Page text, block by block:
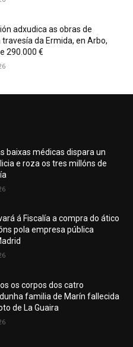
adxudica as obras de
da Ermida, en Arbo,
290.000 €
baixas médicas dispara un
e roza os tres millóns de
á Fiscalía a compra do ático
pola empresa pública
os corpos dos catro
familia de Marín fallecida
de La Guaira